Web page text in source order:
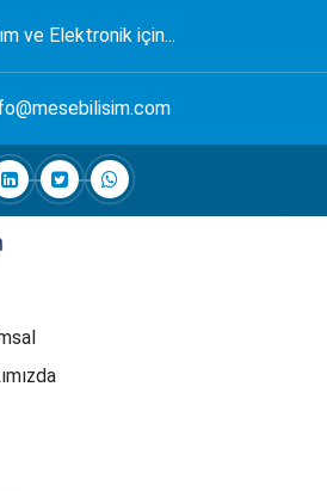
ve Elektronik için...
Robotik